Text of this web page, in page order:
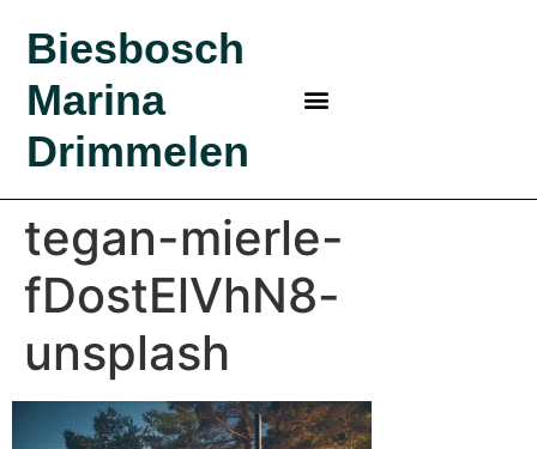
Biesbosch
Marina
Drimmelen
tegan-mierle-
fDostElVhN8-
unsplash